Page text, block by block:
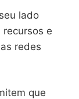
lado
e
redes
que